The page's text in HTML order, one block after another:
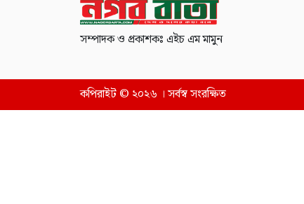
সম্পাদক ও প্রকাশকঃ এইচ এম মামুন
কপিরাইট © ২০২৬ । সর্বস্ব সংরক্ষিত